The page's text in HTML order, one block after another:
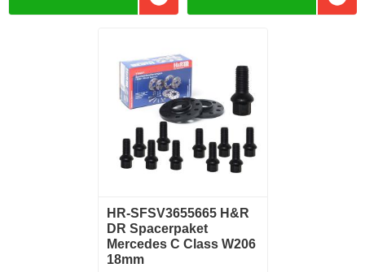
Lägg till i favoriter
HR-SFSV3655665 H&R
DR Spacerpaket
Mercedes C Class W206
18mm